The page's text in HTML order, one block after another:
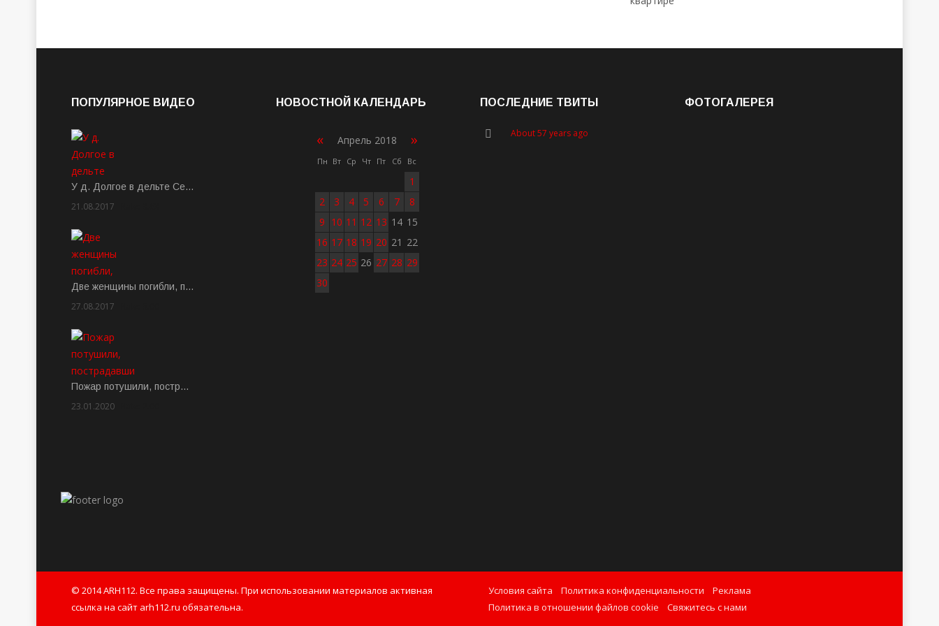
ПОПУЛЯРНОЕ ВИДЕО
У д. Долгое в дельте Се…
21.08.2017
Две женщины погибли, п…
27.08.2017
Пожар потушили, постр…
23.01.2020
НОВОСТНОЙ КАЛЕНДАРЬ
« Апрель 2018 »
Пн Вт Ср Чт Пт Сб Вс
1
2
3 4 5 6 7
8
9 10 11 12 13 14 15
16 17 18 19 20 21 22
23 24 25 26 27 28 29
30
ПОСЛЕДНИЕ ТВИТЫ
About 57 years ago
ФОТОГАЛЕРЕЯ
© 2014 ARH112. Все права защищены. При использовании материалов активная
ссылка на сайт arh112.ru обязательна.
Условия сайта Политика конфиденциальности
Реклама
Политика в отношении файлов cookie
Свяжитесь с нами